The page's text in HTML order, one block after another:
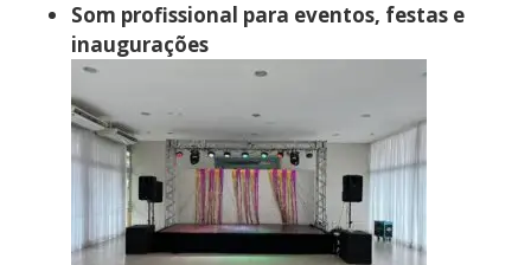
Som profissional para eventos, festas e
inaugurações